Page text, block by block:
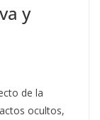
y
de la
ocultos,